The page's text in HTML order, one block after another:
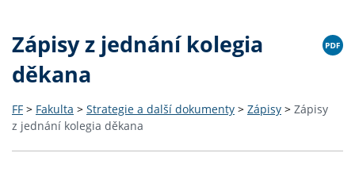
Zápisy z jednání kolegia
děkana
FF > Fakulta > Strategie a další dokumenty > Zápisy > Zápisy
z jednání kolegia děkana